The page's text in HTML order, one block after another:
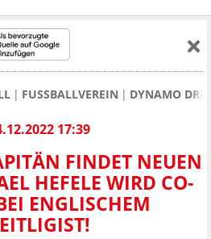
FUSSBALLVEREIN DYNAMO
17:39
FINDET NEUEN
HEFELE WIRD CO-
ENGLISCHEM